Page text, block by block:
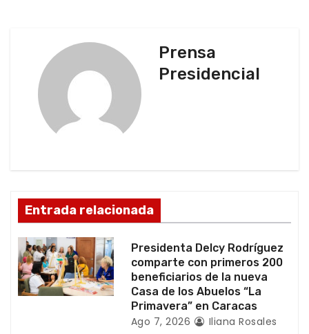
d
e
e
n
Prensa
Presidencial
Entrada relacionada
Presidenta Delcy Rodríguez
comparte con primeros 200
beneficiarios de la nueva
Casa de los Abuelos “La
Primavera” en Caracas
Ago 7, 2026 Iliana Rosales